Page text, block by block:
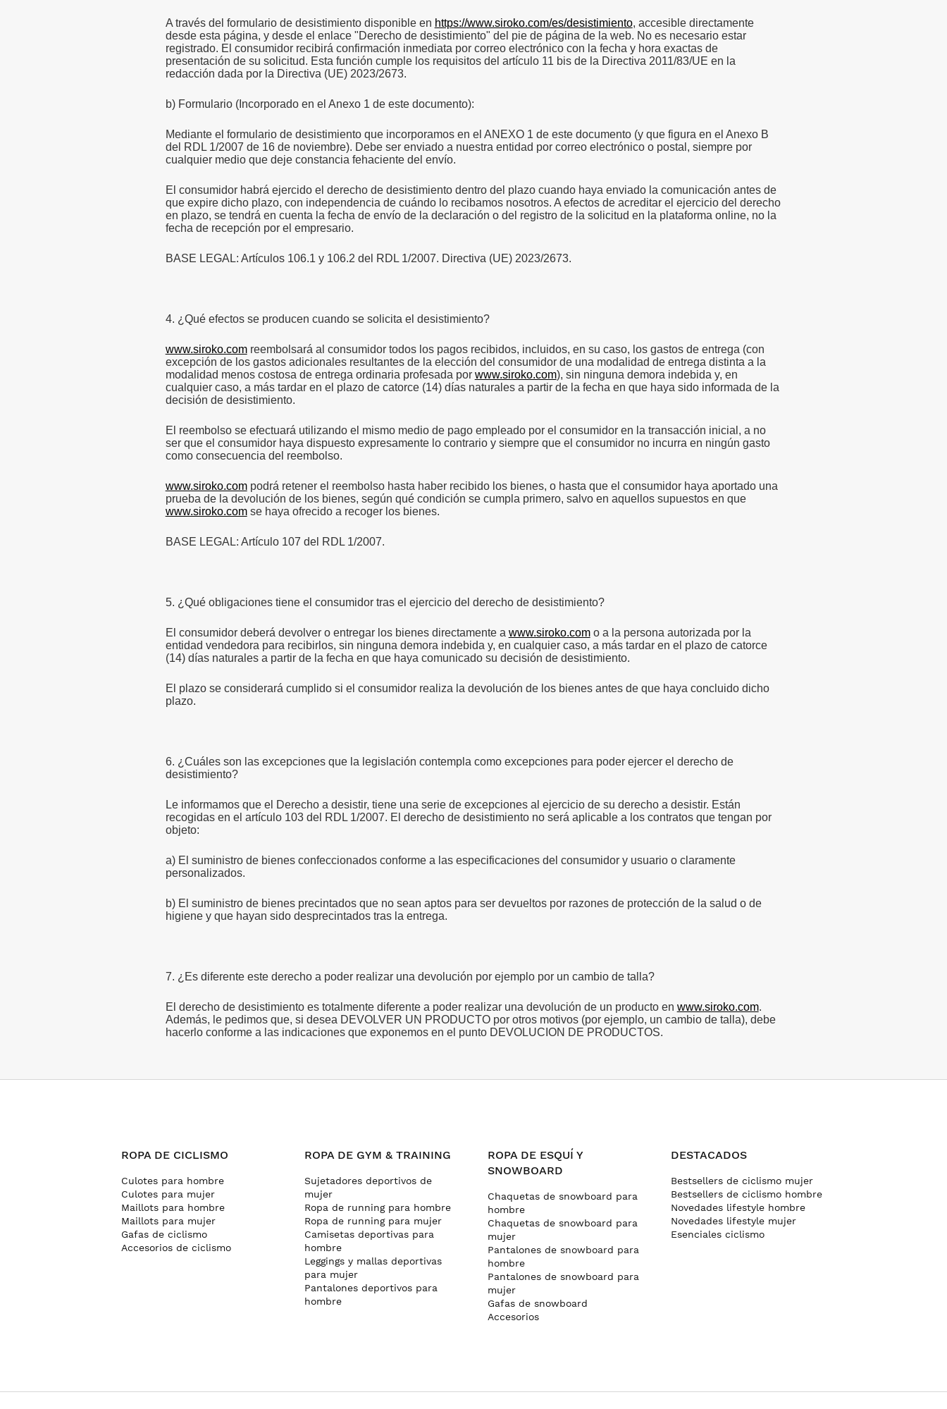
A través del formulario de desistimiento disponible en https://www.siroko.com/es/desistimiento, accesible directamente
desde esta página, y desde el enlace "Derecho de desistimiento" del pie de página de la web. No es necesario estar
registrado. El consumidor recibirá confirmación inmediata por correo electrónico con la fecha y hora exactas de
presentación de su solicitud. Esta función cumple los requisitos del artículo 11 bis de la Directiva 2011/83/UE en la
redacción dada por la Directiva (UE) 2023/2673.
b) Formulario (Incorporado en el Anexo 1 de este documento):
Mediante el formulario de desistimiento que incorporamos en el ANEXO 1 de este documento (y que figura en el Anexo B
del RDL 1/2007 de 16 de noviembre). Debe ser enviado a nuestra entidad por correo electrónico o postal, siempre por
cualquier medio que deje constancia fehaciente del envío.
El consumidor habrá ejercido el derecho de desistimiento dentro del plazo cuando haya enviado la comunicación antes de
que expire dicho plazo, con independencia de cuándo lo recibamos nosotros. A efectos de acreditar el ejercicio del derecho
en plazo, se tendrá en cuenta la fecha de envío de la declaración o del registro de la solicitud en la plataforma online, no la
fecha de recepción por el empresario.
BASE LEGAL: Artículos 106.1 y 106.2 del RDL 1/2007. Directiva (UE) 2023/2673.
4. ¿Qué efectos se producen cuando se solicita el desistimiento?
www.siroko.comreembolsará al consumidor todos los pagos recibidos, incluidos, en su caso, los gastos de entrega (con
excepción de los gastos adicionales resultantes de la elección del consumidor de una modalidad de entrega distinta a la
modalidad menos costosa de entrega ordinaria profesada por www.siroko.com), sin ninguna demora indebida y, en
cualquier caso, a más tardar en el plazo de catorce (14) días naturales a partir de la fecha en que haya sido informada de la
decisión de desistimiento.
El reembolso se efectuará utilizando el mismo medio de pago empleado por el consumidor en la transacción inicial, a no
ser que el consumidor haya dispuesto expresamente lo contrario y siempre que el consumidor no incurra en ningún gasto
como consecuencia del reembolso.
www.siroko.compodrá retener el reembolso hasta haber recibido los bienes, o hasta que el consumidor haya aportado una
prueba de la devolución de los bienes, según qué condición se cumpla primero, salvo en aquellos supuestos en que
www.siroko.comse haya ofrecido a recoger los bienes.
BASE LEGAL: Artículo 107 del RDL 1/2007.
5. ¿Qué obligaciones tiene el consumidor tras el ejercicio del derecho de desistimiento?
El consumidor deberá devolver o entregar los bienes directamente a www.siroko.como a la persona autorizada por la
entidad vendedora para recibirlos, sin ninguna demora indebida y, en cualquier caso, a más tardar en el plazo de catorce
(14) días naturales a partir de la fecha en que haya comunicado su decisión de desistimiento.
El plazo se considerará cumplido si el consumidor realiza la devolución de los bienes antes de que haya concluido dicho
plazo.
6. ¿Cuáles son las excepciones que la legislación contempla como excepciones para poder ejercer el derecho de
desistimiento?
Le informamos que el Derecho a desistir, tiene una serie de excepciones al ejercicio de su derecho a desistir. Están
recogidas en el artículo 103 del RDL 1/2007. El derecho de desistimiento no será aplicable a los contratos que tengan por
objeto:
a) El suministro de bienes confeccionados conforme a las especificaciones del consumidor y usuario o claramente
personalizados.
b) El suministro de bienes precintados que no sean aptos para ser devueltos por razones de protección de la salud o de
higiene y que hayan sido desprecintados tras la entrega.
7. ¿Es diferente este derecho a poder realizar una devolución por ejemplo por un cambio de talla?
El derecho de desistimiento es totalmente diferente a poder realizar una devolución de un producto en www.siroko.com.
Además, le pedimos que, si desea DEVOLVER UN PRODUCTO por otros motivos (por ejemplo, un cambio de talla), debe
hacerlo conforme a las indicaciones que exponemos en el punto DEVOLUCION DE PRODUCTOS.
ROPA DE CICLISMO
Culotes para hombre
Culotes para mujer
Maillots para hombre
Maillots para mujer
Gafas de ciclismo
Accesorios de ciclismo
ROPA DE GYM & TRAINING
Sujetadores deportivos de
mujer
Ropa de running para hombre
Ropa de running para mujer
Camisetas deportivas para
hombre
Leggings y mallas deportivas
para mujer
Pantalones deportivos para
hombre
ROPA DE ESQUÍ Y
SNOWBOARD
Chaquetas de snowboard para
hombre
Chaquetas de snowboard para
mujer
Pantalones de snowboard para
hombre
Pantalones de snowboard para
mujer
Gafas de snowboard
Accesorios
DESTACADOS
Bestsellers de ciclismo mujer
Bestsellers de ciclismo hombre
Novedades lifestyle hombre
Novedades lifestyle mujer
Esenciales ciclismo